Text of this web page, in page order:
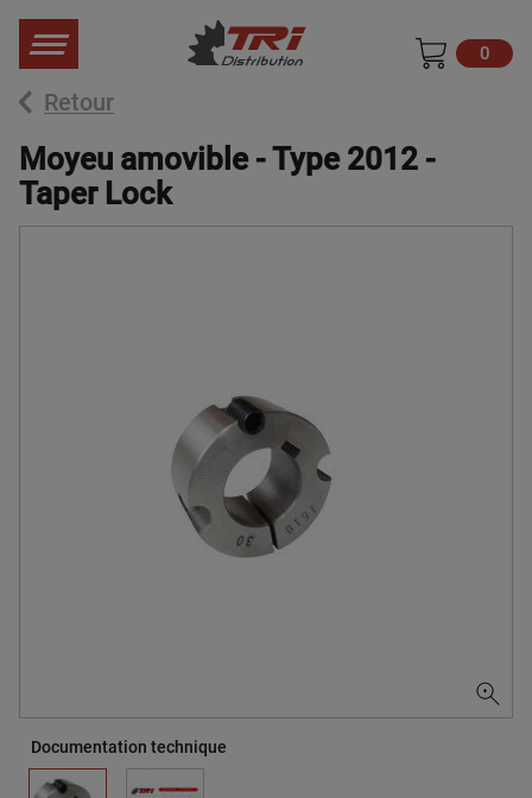
0
Retour
Moyeu amovible - Type 2012 -
Taper Lock
Documentation technique